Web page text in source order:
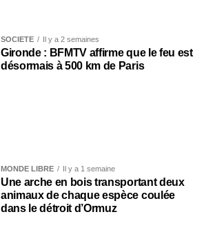
SOCIÉTÉ Il y a 2 semaines
Gironde : BFMTV affirme que le feu est
désormais à 500 km de Paris
MONDE LIBRE Il y a 1 semaine
Une arche en bois transportant deux
animaux de chaque espèce coulée
dans le détroit d’Ormuz